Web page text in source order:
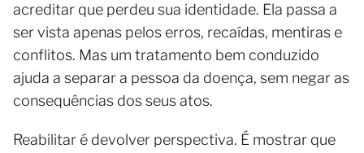
acreditar que perdeu sua identidade. Ela passa a
ser vista apenas pelos erros, recaídas, mentiras e
conflitos. Mas um tratamento bem conduzido
ajuda a separar a pessoa da doença, sem negar as
consequências dos seus atos.
Reabilitar é devolver perspectiva. É mostrar que